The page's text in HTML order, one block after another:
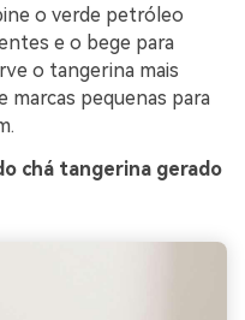
o verde petróleo
e o bege para
o tangerina mais
marcas pequenas para
chá tangerina gerado